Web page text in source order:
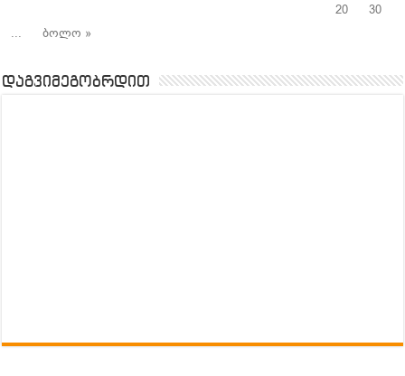
20
30
...
ბოლო »
დაგვიმეგობრდით